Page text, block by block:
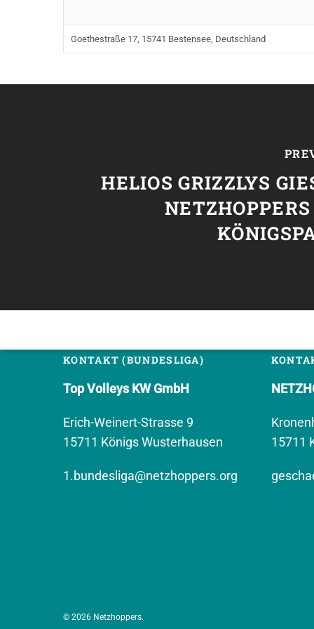
Goethestraße 17, 15741 Bestensee, Deutschland
HELIOS GRIZZLYS
KONTAKT (BUNDESLIGA)
Top Volleys KW GmbH
Erich-Weinert-Strasse 9
15711 Königs Wusterhausen
1.bundesliga@netzhoppers.org
15711
© 2026 Netzhoppers.